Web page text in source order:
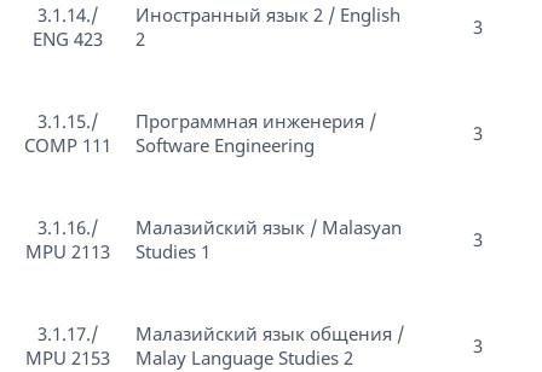
3.1.14./
ENG 423
Иностранный язык 2 / English
2
3
3.1.15./
COMP 111
Программная инженерия /
Software Engineering
3
3.1.16./
MPU 2113
Малазийский язык / Malasyan
Studies 1
3
3.1.17./
MPU 2153
Малазийский язык общения /
Malay Language Studies 2
3